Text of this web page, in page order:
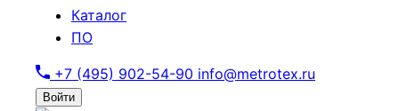
Каталог
ПО
+7 (495) 902-54-90 info@metrotex.ru
Войти